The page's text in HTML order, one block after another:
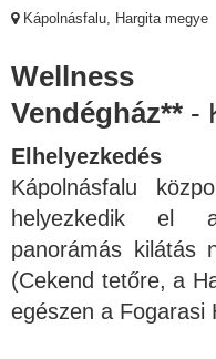
Kápolnásfalu, Hargita megye
Wellness
Vendégház** -
Elhelyezkedés
Kápolnásfalu
helyezkedik el
panorámás kilátás
(Cekend tetőre, a
egészen a Fogarasi